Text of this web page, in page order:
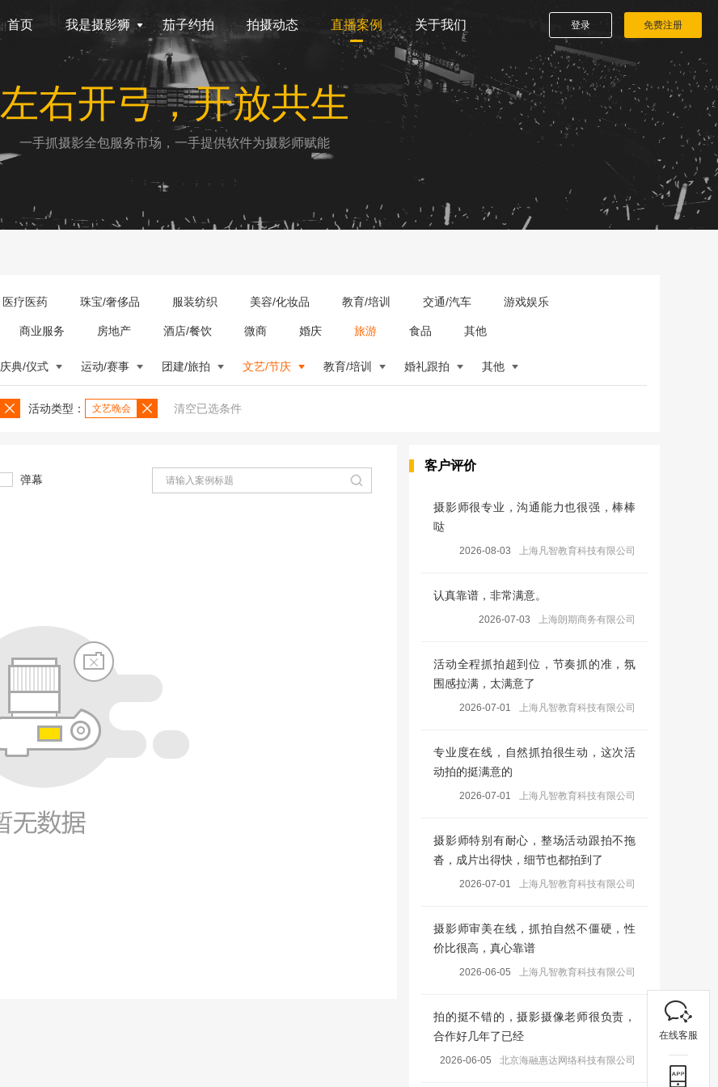
首页 我是摄影狮 茄子约拍 拍摄动态 直播案例 关于我们 登录 免费注册
左右开弓，开放共生
一手抓摄影全包服务市场，一手提供软件为摄影师赋能
医疗医药 珠宝/奢侈品 服装纺织 美容/化妆品 教育/培训 交通/汽车 游戏娱乐
商业服务 房地产 酒店/餐饮 微商 婚庆 旅游 食品 其他
庆典/仪式 运动/赛事 团建/旅拍 文艺/节庆 教育/培训 婚礼跟拍 其他
活动类型： 文艺晚会 清空已选条件
弹幕
客户评价
摄影师很专业，沟通能力也很强，棒棒
哒
2026-08-03 上海凡智教育科技有限公司
认真靠谱，非常满意。
2026-07-03 上海朗期商务有限公司
活动全程抓拍超到位，节奏抓的准，氛
围感拉满，太满意了
2026-07-01 上海凡智教育科技有限公司
专业度在线，自然抓拍很生动，这次活
动拍的挺满意的
2026-07-01 上海凡智教育科技有限公司
摄影师特别有耐心，整场活动跟拍不拖
沓，成片出得快，细节也都拍到了
2026-07-01 上海凡智教育科技有限公司
摄影师审美在线，抓拍自然不僵硬，性
价比很高，真心靠谱
2026-06-05 上海凡智教育科技有限公司
拍的挺不错的，摄影摄像老师很负责，
合作好几年了已经
2026-06-05 北京海融惠达网络科技有限公司
在线客服